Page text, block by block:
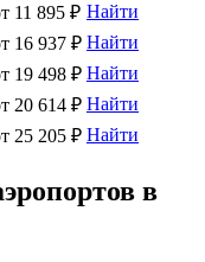
11 895 ₽ Найти
16 937 ₽ Найти
19 498 ₽ Найти
20 614 ₽ Найти
25 205 ₽ Найти
в